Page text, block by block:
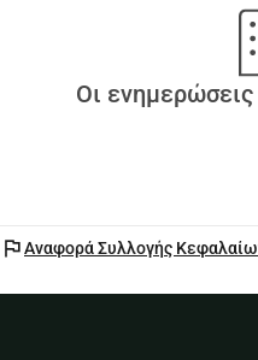
Οι
flagΑναφορά Συλλογής